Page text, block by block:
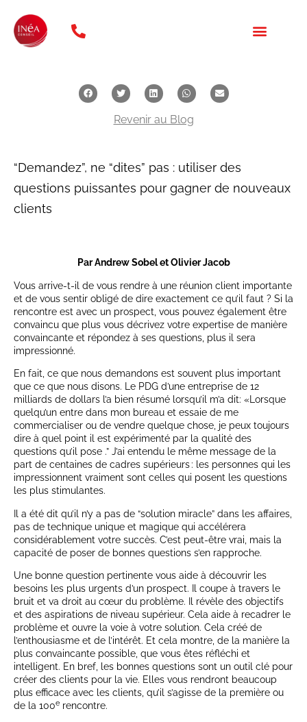
Revenir au Blog
“Demandez”, ne “dites” pas : utiliser des
questions puissantes pour gagner de nouveaux
clients
Par Andrew Sobel et Olivier Jacob
Vous arrive-t-il de vous rendre à une réunion client importante
et de vous sentir obligé de dire exactement ce qu’il faut ? Si la
rencontre est avec un prospect, vous pouvez également être
convaincu que plus vous décrivez votre expertise de manière
convaincante et répondez à ses questions, plus il sera
impressionné.
En fait, ce que nous demandons est souvent plus important
que ce que nous disons. Le PDG d’une entreprise de 12
milliards de dollars l’a bien résumé lorsqu’il m’a dit: «Lorsque
quelqu’un entre dans mon bureau et essaie de me
commercialiser ou de vendre quelque chose, je peux toujours
dire à quel point il est expérimenté par la qualité des
questions qu’il pose .” J’ai entendu le même message de la
part de centaines de cadres supérieurs : les personnes qui les
impressionnent vraiment sont celles qui posent les questions
les plus stimulantes.
Il a été dit qu’il n’y a pas de “solution miracle” dans les affaires,
pas de technique unique et magique qui accélérera
considérablement votre succès. C’est peut-être vrai, mais la
capacité de poser de bonnes questions s’en rapproche.
Une bonne question pertinente vous aide à découvrir les
besoins les plus urgents d’un prospect. Il coupe à travers le
bruit et va droit au cœur du problème. Il révèle des objectifs
et des aspirations de niveau supérieur. Cela aide à recadrer le
problème et ouvre la voie à votre solution. Cela créé de
l’enthousiasme et de l’intérêt. Et cela montre, de la manière la
plus convaincante possible, que vous êtes réfléchi et
intelligent. En bref, les bonnes questions sont un outil clé pour
créer des clients pour la vie. Elles vous rendront beaucoup
plus efficace avec les clients, qu’il s’agisse de la première ou
de la 100e rencontre.